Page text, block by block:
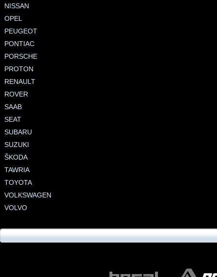
NISSAN
OPEL
PEUGEOT
PONTIAC
PORSCHE
PROTON
RENAULT
ROVER
SAAB
SEAT
SUBARU
SUZUKI
ŠKODA
TAWRIA
TOYOTA
VOLKSWAGEN
VOLVO